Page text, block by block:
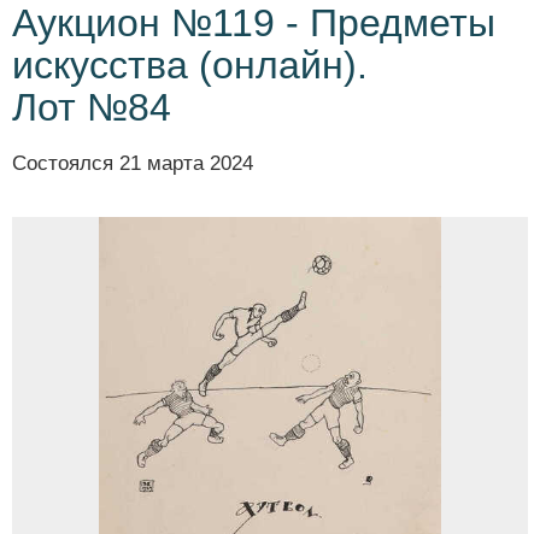
Аукцион №119 - Предметы
искусства (онлайн).
Лот №84
Состоялся 21 марта 2024